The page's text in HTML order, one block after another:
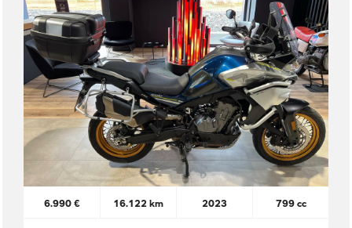
6.990 € 16.122 km 2023 799 cc